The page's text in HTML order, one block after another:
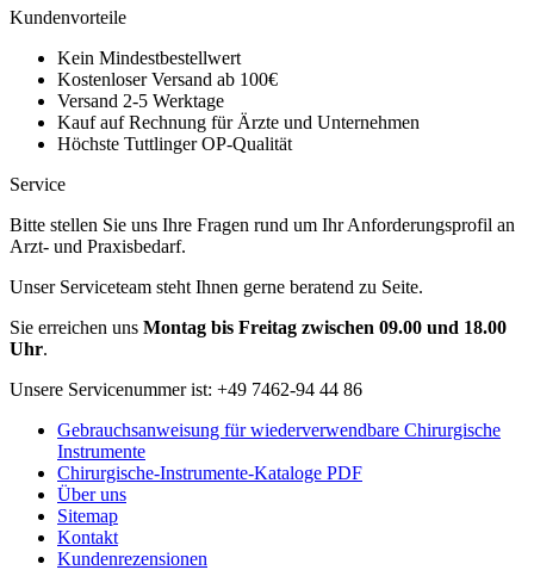
Kundenvorteile
Kein Mindestbestellwert
Kostenloser Versand ab 100€
Versand 2-5 Werktage
Kauf auf Rechnung für Ärzte und Unternehmen
Höchste Tuttlinger OP-Qualität
Service
Bitte stellen Sie uns Ihre Fragen rund um Ihr Anforderungsprofil an
Arzt- und Praxisbedarf.
Unser Serviceteam steht Ihnen gerne beratend zu Seite.
Sie erreichen uns Montag bis Freitag zwischen 09.00 und 18.00
Uhr.
Unsere Servicenummer ist: +49 7462-94 44 86
Gebrauchsanweisung für wiederverwendbare Chirurgische
Instrumente
Chirurgische-Instrumente-Kataloge PDF
Über uns
Sitemap
Kontakt
Kundenrezensionen